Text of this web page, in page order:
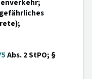
Abs. 2 StPO; §